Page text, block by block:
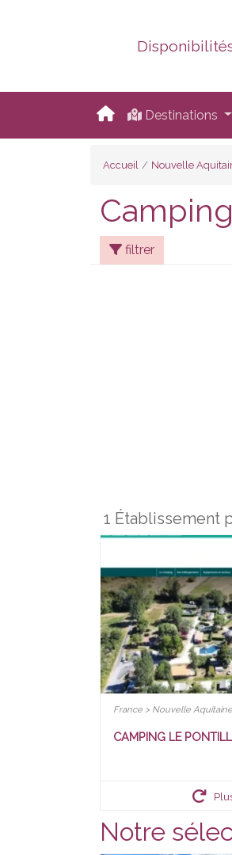
Destinations
Accueil Nouvelle
filtrer
1 Établissement
France > Nouvelle
CAMPING LE
Notre